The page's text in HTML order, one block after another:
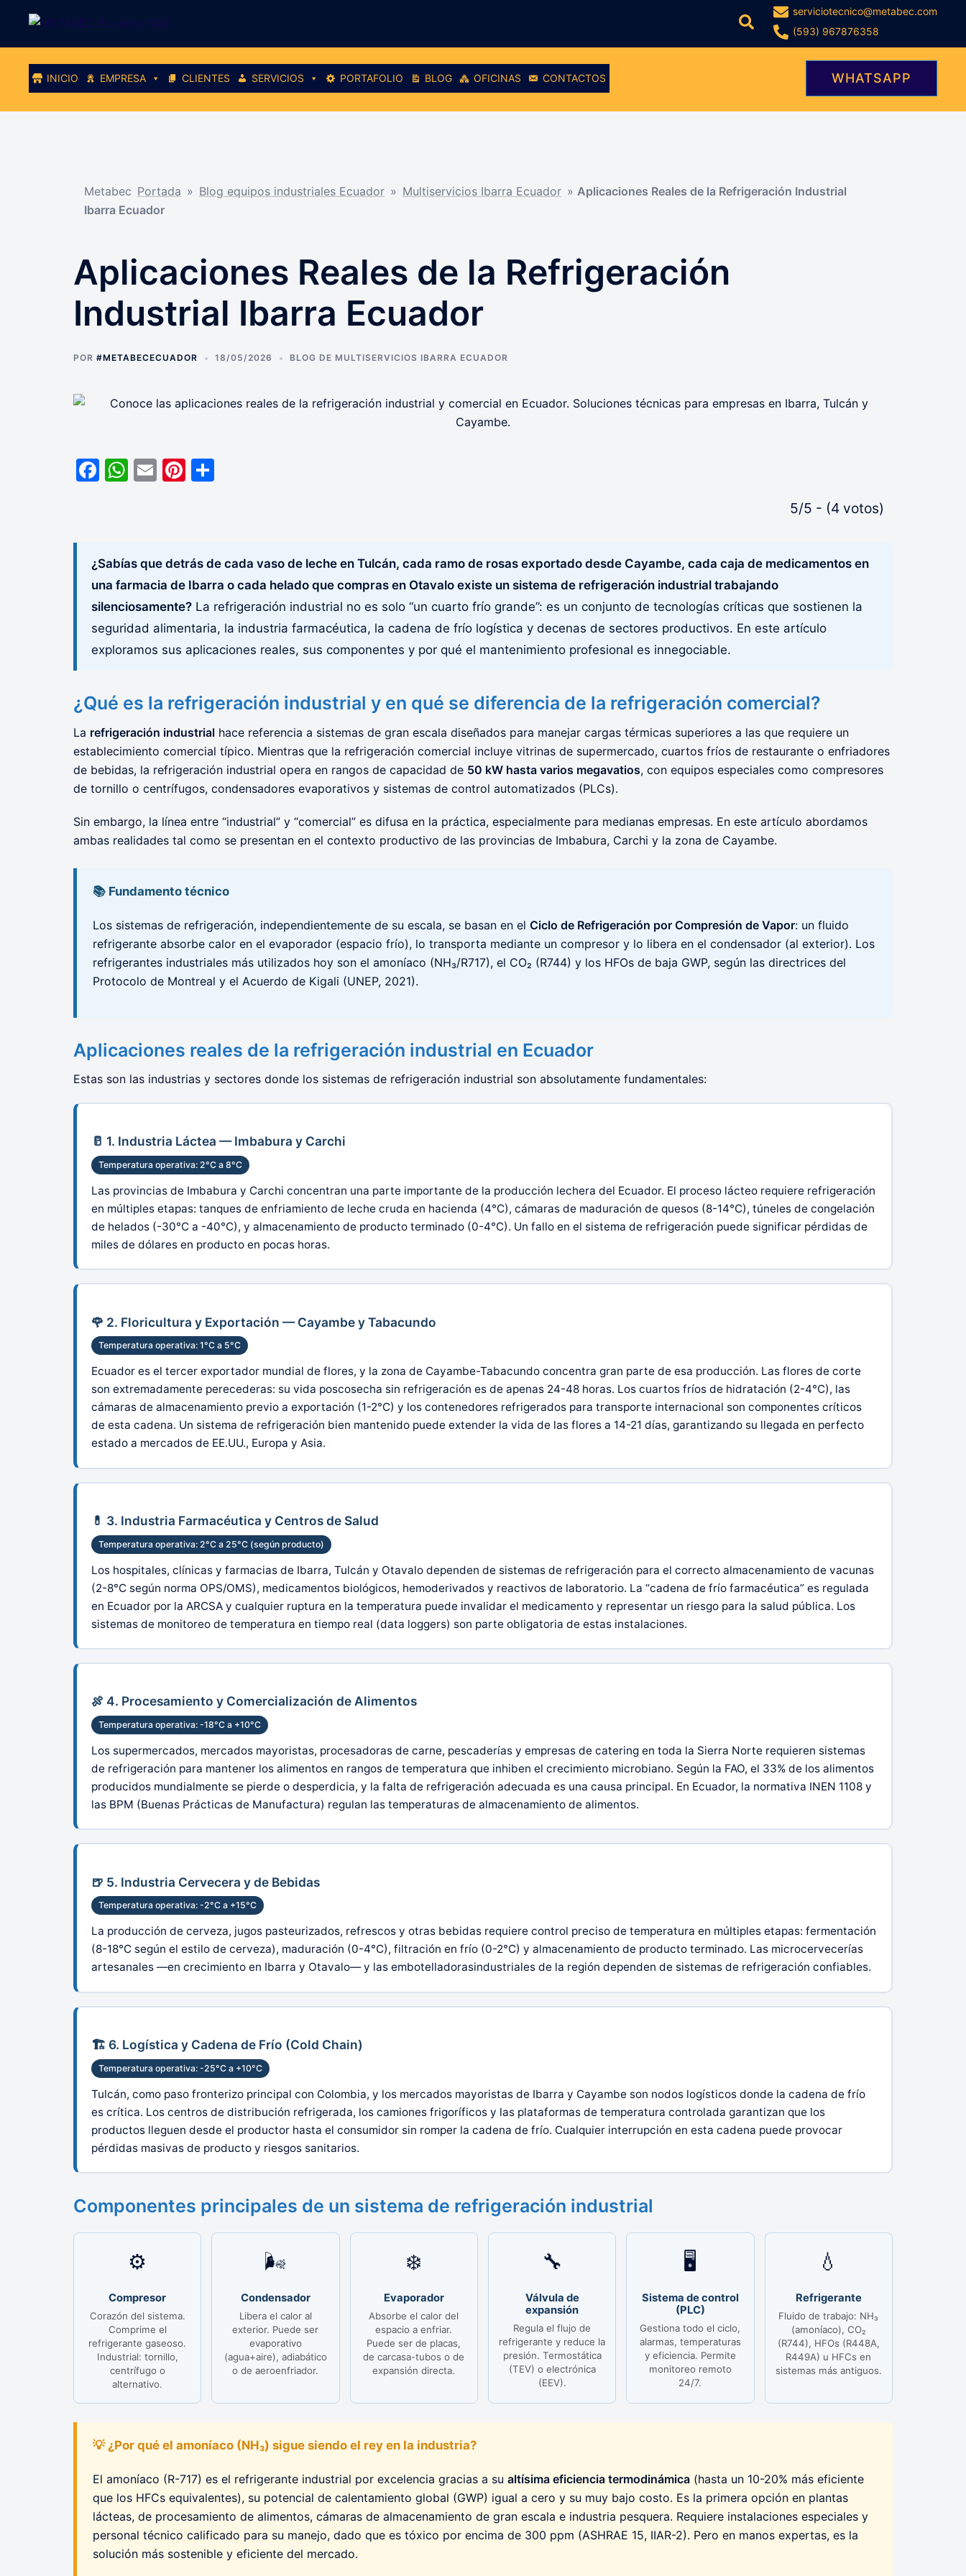
contenido
Buscar
serviciotecnico@metabec.com
(593) 967876358
INICIO EMPRESA CLIENTES SERVICIOS PORTAFOLIO BLOG OFICINAS CONTACTOS WHATSAPP
Metabec Portada » Blog equipos industriales Ecuador » Multiservicios Ibarra Ecuador » Aplicaciones Reales de la Refrigeración Industrial
Ibarra Ecuador
Aplicaciones Reales de la Refrigeración
Industrial Ibarra Ecuador
POR #METABECECUADOR 18/05/2026 BLOG DE MULTISERVICIOS IBARRA ECUADOR
Facebook
WhatsApp
EmailPinterest
5/5 - (4 votos)
¿Sabías que detrás de cada vaso de leche en Tulcán, cada ramo de rosas exportado desde Cayambe, cada caja de medicamentos en
una farmacia de Ibarra o cada helado que compras en Otavalo existe un sistema de refrigeración industrial trabajando
silenciosamente? La refrigeración industrial no es solo “un cuarto frío grande”: es un conjunto de tecnologías críticas que sostienen la
seguridad alimentaria, la industria farmacéutica, la cadena de frío logística y decenas de sectores productivos. En este artículo
exploramos sus aplicaciones reales, sus componentes y por qué el mantenimiento profesional es innegociable.
¿Qué es la refrigeración industrial y en qué se diferencia de la refrigeración comercial?
La refrigeración industrial hace referencia a sistemas de gran escala diseñados para manejar cargas térmicas superiores a las que requiere un
establecimiento comercial típico. Mientras que la refrigeración comercial incluye vitrinas de supermercado, cuartos fríos de restaurante o enfriadores
de bebidas, la refrigeración industrial opera en rangos de capacidad de 50 kW hasta varios megavatios, con equipos especiales como compresores
de tornillo o centrífugos, condensadores evaporativos y sistemas de control automatizados (PLCs).
Sin embargo, la línea entre “industrial” y “comercial” es difusa en la práctica, especialmente para medianas empresas. En este artículo abordamos
ambas realidades tal como se presentan en el contexto productivo de las provincias de Imbabura, Carchi y la zona de Cayambe.
📚 Fundamento técnico
Los sistemas de refrigeración, independientemente de su escala, se basan en el Ciclo de Refrigeración por Compresión de Vapor: un fluido
refrigerante absorbe calor en el evaporador (espacio frío), lo transporta mediante un compresor y lo libera en el condensador (al exterior). Los
refrigerantes industriales más utilizados hoy son el amoníaco (NH₃/R717), el CO₂ (R744) y los HFOs de baja GWP, según las directrices del
Protocolo de Montreal y el Acuerdo de Kigali (UNEP, 2021).
Aplicaciones reales de la refrigeración industrial en Ecuador
Estas son las industrias y sectores donde los sistemas de refrigeración industrial son absolutamente fundamentales:
🥛 1. Industria Láctea — Imbabura y Carchi
Temperatura operativa: 2°C a 8°C
Las provincias de Imbabura y Carchi concentran una parte importante de la producción lechera del Ecuador. El proceso lácteo requiere refrigeración
en múltiples etapas: tanques de enfriamiento de leche cruda en hacienda (4°C), cámaras de maduración de quesos (8-14°C), túneles de congelación
de helados (-30°C a -40°C), y almacenamiento de producto terminado (0-4°C). Un fallo en el sistema de refrigeración puede significar pérdidas de
miles de dólares en producto en pocas horas.
🌹 2. Floricultura y Exportación — Cayambe y Tabacundo
Temperatura operativa: 1°C a 5°C
Ecuador es el tercer exportador mundial de flores, y la zona de Cayambe-Tabacundo concentra gran parte de esa producción. Las flores de corte
son extremadamente perecederas: su vida poscosecha sin refrigeración es de apenas 24-48 horas. Los cuartos fríos de hidratación (2-4°C), las
cámaras de almacenamiento previo a exportación (1-2°C) y los contenedores refrigerados para transporte internacional son componentes críticos
de esta cadena. Un sistema de refrigeración bien mantenido puede extender la vida de las flores a 14-21 días, garantizando su llegada en perfecto
estado a mercados de EE.UU., Europa y Asia.
💊 3. Industria Farmacéutica y Centros de Salud
Temperatura operativa: 2°C a 25°C (según producto)
Los hospitales, clínicas y farmacias de Ibarra, Tulcán y Otavalo dependen de sistemas de refrigeración para el correcto almacenamiento de vacunas
(2-8°C según norma OPS/OMS), medicamentos biológicos, hemoderivados y reactivos de laboratorio. La “cadena de frío farmacéutica” es regulada
en Ecuador por la ARCSA y cualquier ruptura en la temperatura puede invalidar el medicamento y representar un riesgo para la salud pública. Los
sistemas de monitoreo de temperatura en tiempo real (data loggers) son parte obligatoria de estas instalaciones.
🍖 4. Procesamiento y Comercialización de Alimentos
Temperatura operativa: -18°C a +10°C
Los supermercados, mercados mayoristas, procesadoras de carne, pescaderías y empresas de catering en toda la Sierra Norte requieren sistemas
de refrigeración para mantener los alimentos en rangos de temperatura que inhiben el crecimiento microbiano. Según la FAO, el 33% de los alimentos
producidos mundialmente se pierde o desperdicia, y la falta de refrigeración adecuada es una causa principal. En Ecuador, la normativa INEN 1108 y
las BPM (Buenas Prácticas de Manufactura) regulan las temperaturas de almacenamiento de alimentos.
🍺 5. Industria Cervecera y de Bebidas
Temperatura operativa: -2°C a +15°C
La producción de cerveza, jugos pasteurizados, refrescos y otras bebidas requiere control preciso de temperatura en múltiples etapas: fermentación
(8-18°C según el estilo de cerveza), maduración (0-4°C), filtración en frío (0-2°C) y almacenamiento de producto terminado. Las microcervecerías
artesanales —en crecimiento en Ibarra y Otavalo— y las embotelladorasindustriales de la región dependen de sistemas de refrigeración confiables.
🏗️ 6. Logística y Cadena de Frío (Cold Chain)
Temperatura operativa: -25°C a +10°C
Tulcán, como paso fronterizo principal con Colombia, y los mercados mayoristas de Ibarra y Cayambe son nodos logísticos donde la cadena de frío
es crítica. Los centros de distribución refrigerada, los camiones frigoríficos y las plataformas de temperatura controlada garantizan que los
productos lleguen desde el productor hasta el consumidor sin romper la cadena de frío. Cualquier interrupción en esta cadena puede provocar
pérdidas masivas de producto y riesgos sanitarios.
Componentes principales de un sistema de refrigeración industrial
⚙️
Compresor
Corazón del sistema.
Comprime el
refrigerante gaseoso.
Industrial: tornillo,
centrífugo o
alternativo.
🌬️
Condensador
Libera el calor al
exterior. Puede ser
evaporativo
(agua+aire), adiabático
o de aeroenfriador.
❄️
Evaporador
Absorbe el calor del
espacio a enfriar.
Puede ser de placas,
de carcasa-tubos o de
expansión directa.
🔧
Válvula de
expansión
Regula el flujo de
refrigerante y reduce la
presión. Termostática
(TEV) o electrónica
(EEV).
🖥️
Sistema de control
(PLC)
Gestiona todo el ciclo,
alarmas, temperaturas
y eficiencia. Permite
monitoreo remoto
24/7.
💧
Refrigerante
Fluido de trabajo: NH₃
(amoníaco), CO₂
(R744), HFOs (R448A,
R449A) u HFCs en
sistemas más antiguos.
💡 ¿Por qué el amoníaco (NH₃) sigue siendo el rey en la industria?
El amoníaco (R-717) es el refrigerante industrial por excelencia gracias a su altísima eficiencia termodinámica (hasta un 10-20% más eficiente
que los HFCs equivalentes), su potencial de calentamiento global (GWP) igual a cero y su muy bajo costo. Es la primera opción en plantas
lácteas, de procesamiento de alimentos, cámaras de almacenamiento de gran escala e industria pesquera. Requiere instalaciones especiales y
personal técnico calificado para su manejo, dado que es tóxico por encima de 300 ppm (ASHRAE 15, IIAR-2). Pero en manos expertas, es la
solución más sostenible y eficiente del mercado.